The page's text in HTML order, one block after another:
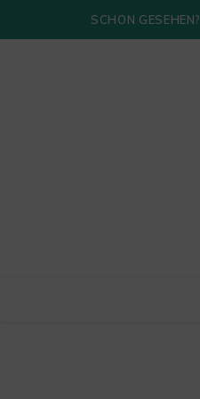
SCHON GESEHEN?